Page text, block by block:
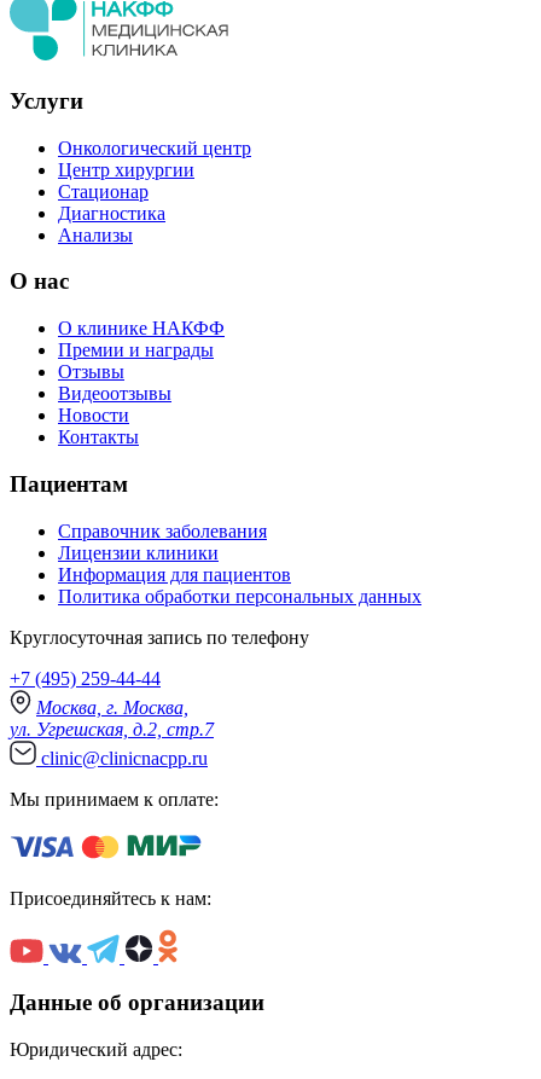
Услуги
Онкологический центр
Центр хирургии
Стационар
Диагностика
Анализы
О нас
О клинике НАКФФ
Премии и награды
Отзывы
Видеоотзывы
Новости
Контакты
Пациентам
Справочник заболевания
Лицензии клиники
Информация для пациентов
Политика обработки персональных данных
Круглосуточная запись по телефону
+7 (495) 259-44-44
Москва, г. Москва,
ул. Угрешская, д.2, стр.7
clinic@clinicnacpp.ru
Мы принимаем к оплате:
Присоединяйтесь к нам:
Данные об организации
Юридический адрес: